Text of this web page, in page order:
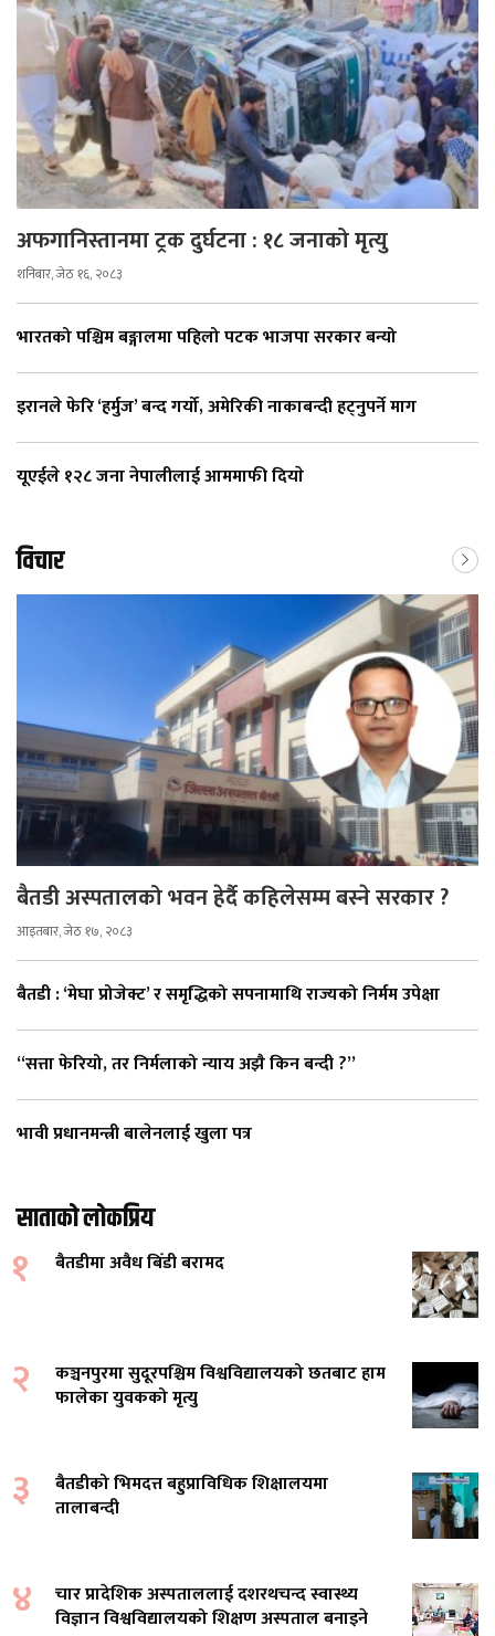
अफगानिस्तानमा ट्रक दुर्घटना : १८ जनाको मृत्यु
शनिबार, जेठ १६, २०८३
भारतको पश्चिम बङ्गालमा पहिलो पटक भाजपा सरकार बन्यो
इरानले फेरि ‘हर्मुज’ बन्द गर्यो, अमेरिकी नाकाबन्दी हट्नुपर्ने माग
यूएईले १२८ जना नेपालीलाई आममाफी दियाे
विचार
बैतडी अस्पतालको भवन हेर्दै कहिलेसम्म बस्ने सरकार ?
आइतबार, जेठ १७, २०८३
बैतडी : ‘मेघा प्रोजेक्ट’ र समृद्धिको सपनामाथि राज्यको निर्मम उपेक्षा
“सत्ता फेरियो, तर निर्मलाको न्याय अझै किन बन्दी ?”
भावी प्रधानमन्त्री बालेनलाई खुला पत्र
साताको लोकप्रिय
१ बैतडीमा अवैध बिँडी बरामद
२
कञ्चनपुरमा सुदूरपश्चिम विश्वविद्यालयको छतबाट हाम
फालेका युवकको मृत्यु
३
बैतडीको भिमदत्त बहुप्राविधिक शिक्षालयमा
तालाबन्दी
४
चार प्रादेशिक अस्पताललाई दशरथचन्द स्वास्थ्य
विज्ञान विश्वविद्यालयको शिक्षण अस्पताल बनाइने